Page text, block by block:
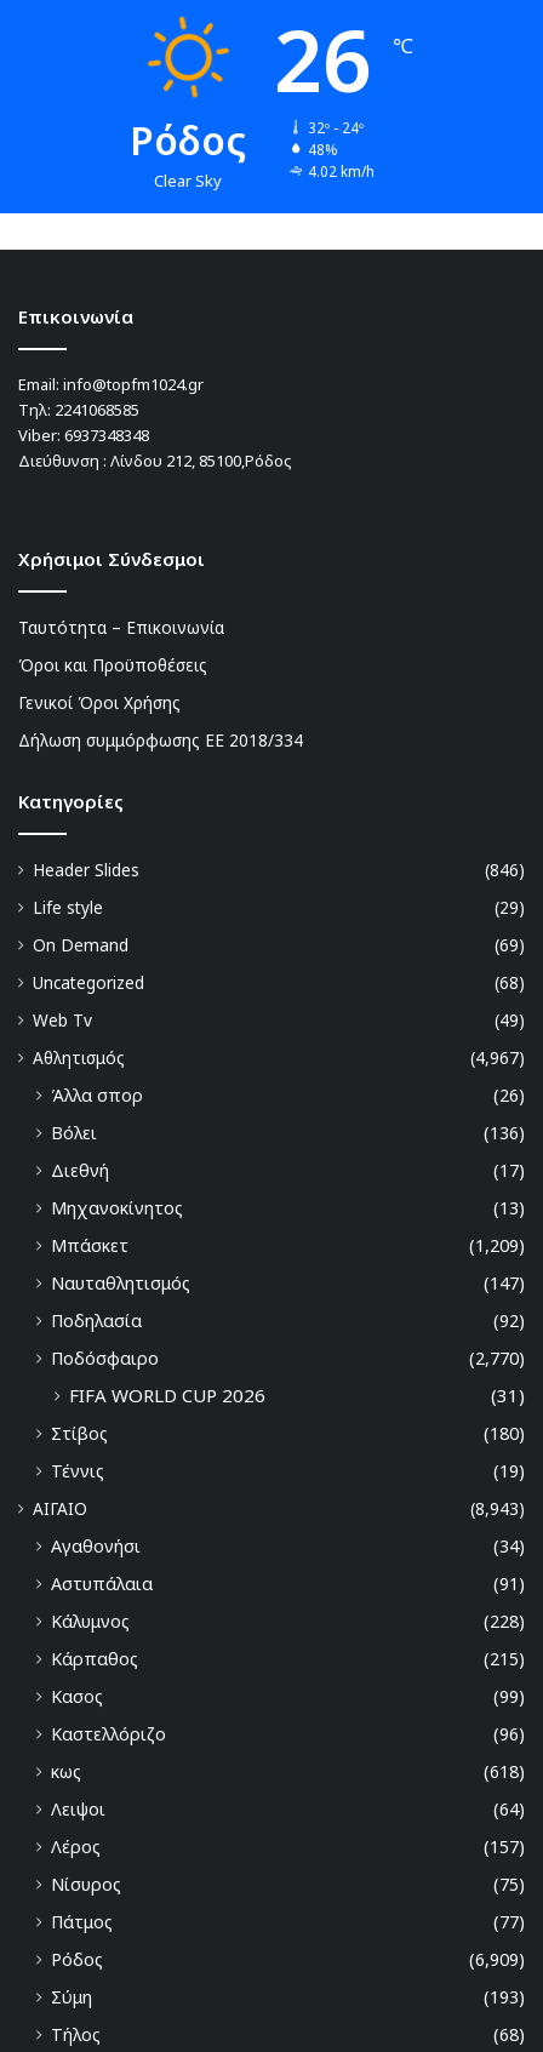
Ρόδος
Clear Sky
26 ℃
32º - 24º
48%
4.02 km/h
Επικοινωνία
Email: info@topfm1024.gr
Τηλ: 2241068585
Viber: 6937348348
Διεύθυνση : Λίνδου 212, 85100,Ρόδος
Χρήσιμοι Σύνδεσμοι
Ταυτότητα – Επικοινωνία
Όροι και Προϋποθέσεις
Γενικοί Όροι Χρήσης
Δήλωση συμμόρφωσης ΕΕ 2018/334
Kατηγορίες
Header Slides
(846)
Life style
(29)
On Demand
(69)
Uncategorized
(68)
Web Tv
(49)
Αθλητισμός
(4,967)
Άλλα σπορ
(26)
Βόλει
(136)
Διεθνή
(17)
Μηχανοκίνητος
(13)
Μπάσκετ
(1,209)
Ναυταθλητισμός
(147)
Ποδηλασία
(92)
Ποδόσφαιρο
(2,770)
FIFA WORLD CUP 2026 (31)
Στίβος
(180)
Τέννις
(19)
ΑΙΓΑΙΟ
(8,943)
Αγαθονήσι
(34)
Αστυπάλαια
(91)
Κάλυμνος
(228)
Κάρπαθος
(215)
Κασος
(99)
Καστελλόριζο
(96)
κως
(618)
Λειψοι
(64)
Λέρος
(157)
Νίσυρος
(75)
Πάτμος
(77)
Ρόδος
(6,909)
Σύμη
(193)
Τήλος
(68)